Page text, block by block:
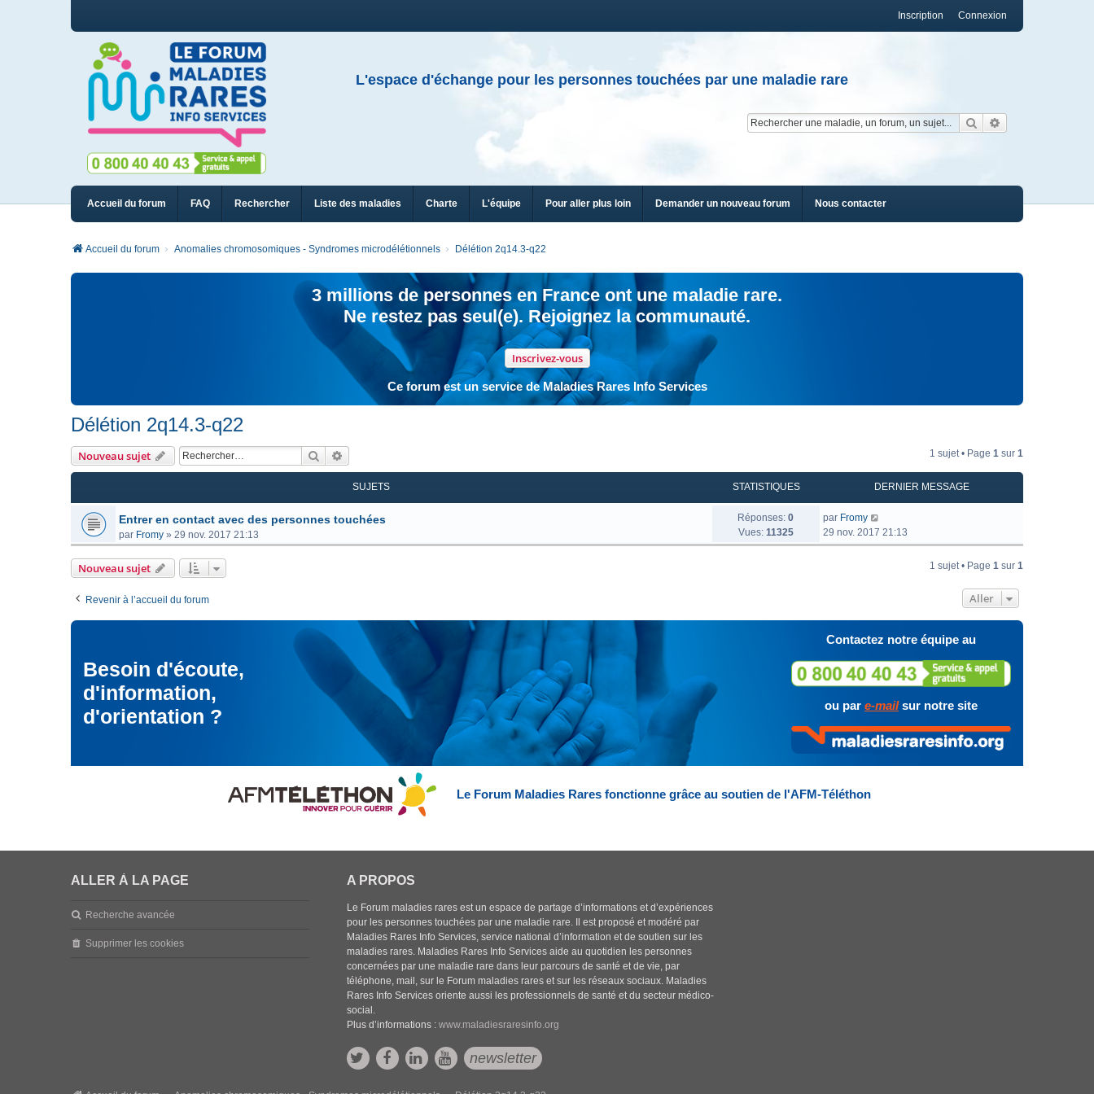
Connexion
Inscription
L'espace d'échange pour les personnes touchées par une maladie rare
Rechercher
Accueil du forum FAQ Rechercher Liste des maladies Charte L'équipe Pour aller plus loin Demander un nouveau forum Nous contacter
Accueil du forum Anomalies chromosomiques - Syndromes microdélétionnels Délétion 2q14.3-q22
3 millions de personnes en France ont une maladie rare.
Ne restez pas seul(e). Rejoignez la communauté.
Inscrivez-vous
Ce forum est un service de Maladies Rares Info Services
Délétion 2q14.3-q22
Nouveau sujet Rechercher 1 sujet • Page 1 sur 1
SUJETS STATISTIQUES DERNIER MESSAGE
Entrer en contact avec des personnes touchées
par Fromy » 29 nov. 2017 21:13
Réponses: 0
Vues: 11325
par Fromy
29 nov. 2017 21:13
Nouveau sujet 1 sujet • Page 1 sur 1
Revenir à l’accueil du forum Aller
Besoin d'écoute,
d'information,
d'orientation ?
Contactez notre équipe au
ou par e-mailsur notre site
Le Forum Maladies Rares fonctionne grâce au soutien de l'AFM-Téléthon
ALLER À LA PAGE
Recherche avancée
Supprimer les cookies
A PROPOS
Le Forum maladies rares est un espace de partage d’informations et d’expériences
pour les personnes touchées par une maladie rare. Il est proposé et modéré par
Maladies Rares Info Services, service national d’information et de soutien sur les
maladies rares. Maladies Rares Info Services aide au quotidien les personnes
concernées par une maladie rare dans leur parcours de santé et de vie, par
téléphone, mail, sur le Forum maladies rares et sur les réseaux sociaux. Maladies
Rares Info Services oriente aussi les professionnels de santé et du secteur médico-
social.
Plus d’informations :www.maladiesraresinfo.org
newsletter